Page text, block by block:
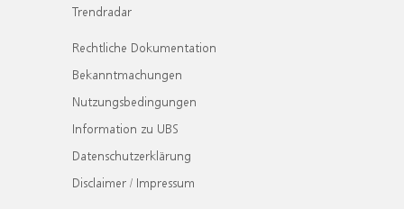
Trendradar
Rechtliche Dokumentation
Bekanntmachungen
Nutzungsbedingungen
Information zu UBS
Datenschutzerklärung
Disclaimer / Impressum